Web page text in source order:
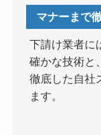
マナーまで
下請け業者に
確かな技術と
徹底した自社
ます。